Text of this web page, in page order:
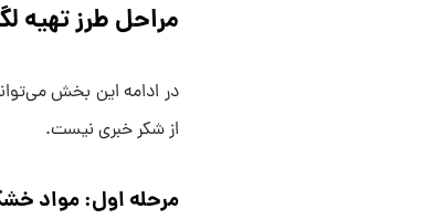
مراحل طرز تهیه
در ادامه این بخش
از شکر خبری نیست.
مرحله اول: مواد